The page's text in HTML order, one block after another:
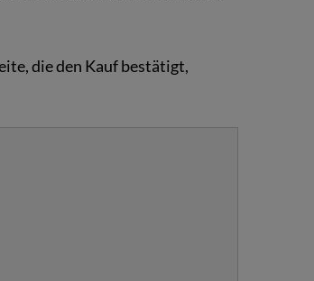
die den Kauf bestätigt,